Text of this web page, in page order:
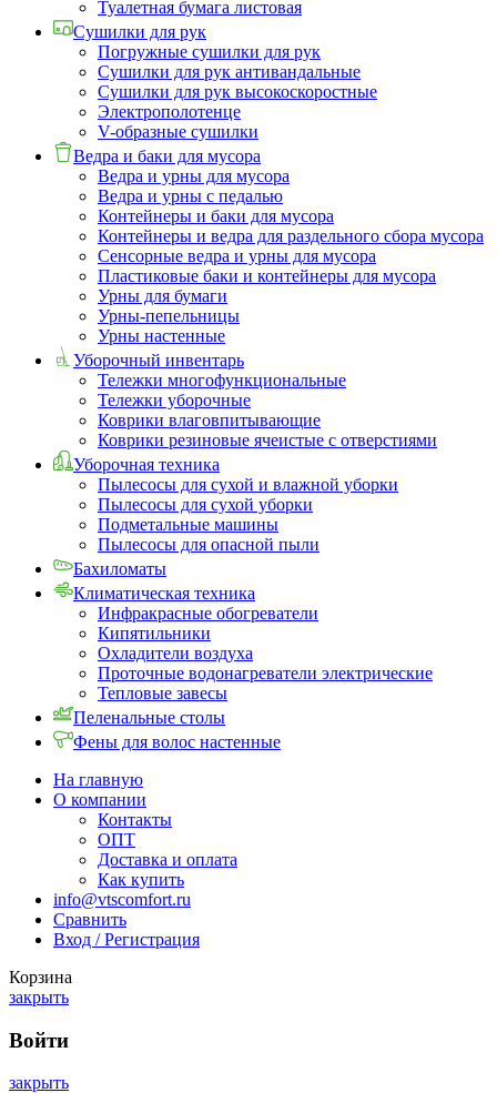
Туалетная бумага листовая
Сушилки для рук
Погружные сушилки для рук
Сушилки для рук антивандальные
Сушилки для рук высокоскоростные
Электрополотенце
V-образные сушилки
Ведра и баки для мусора
Ведра и урны для мусора
Ведра и урны с педалью
Контейнеры и баки для мусора
Контейнеры и ведра для раздельного сбора мусора
Сенсорные ведра и урны для мусора
Пластиковые баки и контейнеры для мусора
Урны для бумаги
Урны-пепельницы
Урны настенные
Уборочный инвентарь
Тележки многофункциональные
Тележки уборочные
Коврики влаговпитывающие
Коврики резиновые ячеистые с отверстиями
Уборочная техника
Пылесосы для сухой и влажной уборки
Пылесосы для сухой уборки
Подметальные машины
Пылесосы для опасной пыли
Бахиломаты
Климатическая техника
Инфракрасные обогреватели
Кипятильники
Охладители воздуха
Проточные водонагреватели электрические
Тепловые завесы
Пеленальные столы
Фены для волос настенные
На главную
О компании
Контакты
ОПТ
Доставка и оплата
Как купить
info@vtscomfort.ru
Сравнить
Вход / Регистрация
Корзина
закрыть
Войти
закрыть